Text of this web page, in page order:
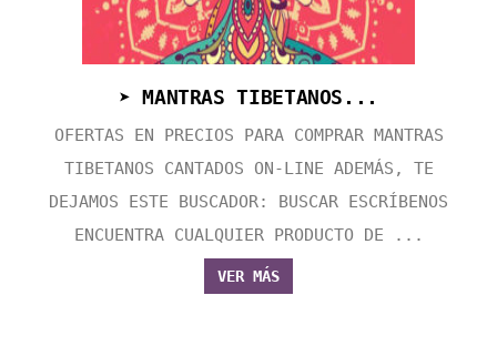
➤ MANTRAS TIBETANOS...
OFERTAS EN PRECIOS PARA COMPRAR MANTRAS
TIBETANOS CANTADOS ON-LINE ADEMÁS, TE
DEJAMOS ESTE BUSCADOR: BUSCAR ESCRÍBENOS
ENCUENTRA CUALQUIER PRODUCTO DE ...
VER MÁS